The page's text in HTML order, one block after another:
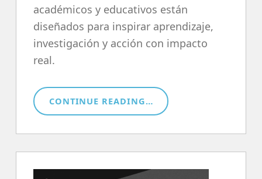
académicos y educativos están
diseñados para inspirar aprendizaje,
investigación y acción con impacto
real.
CONTINUE READING
“RECURSOS”
…